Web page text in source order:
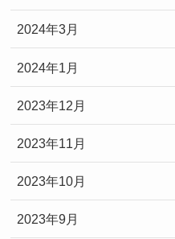
2024年3月
2024年1月
2023年12月
2023年11月
2023年10月
2023年9月